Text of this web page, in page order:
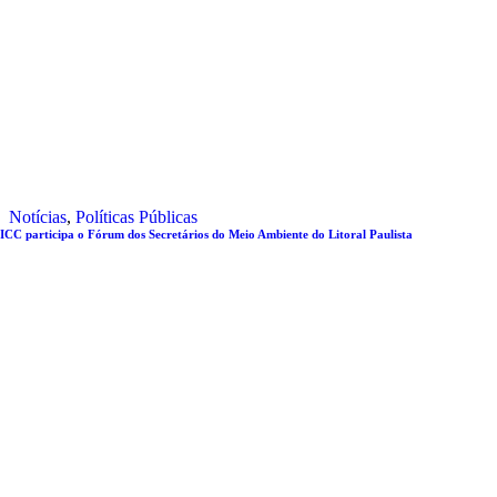
Notícias, Políticas Públicas
ICC participa o Fórum dos Secretários do Meio Ambiente do Litoral Paulista